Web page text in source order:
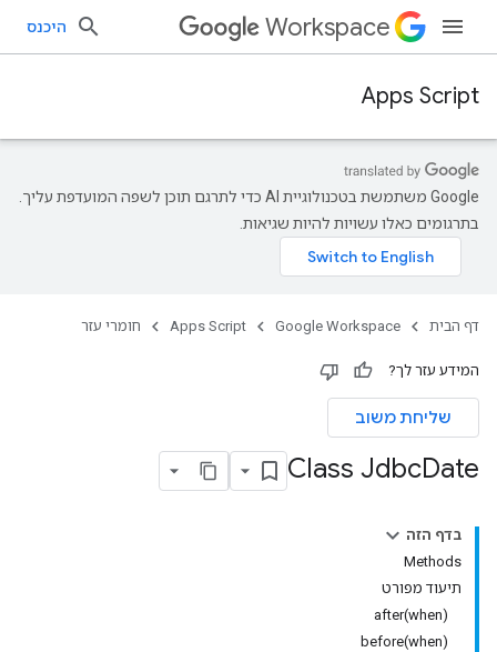
Workspace היכנס
Apps Script
‫Google משתמשת בטכנולוגיית AI כדי לתרגם תוכן לשפה המועדפת עליך.
בתרגומים כאלו עשויות להיות שגיאות.
דף הבית Google Workspace
Apps Script חומרי עזר
המידע עזר לך?
שליחת משוב
Class JdbcDate
בדף הזה
Methods
תיעוד מפורט
after(when)
before(when)